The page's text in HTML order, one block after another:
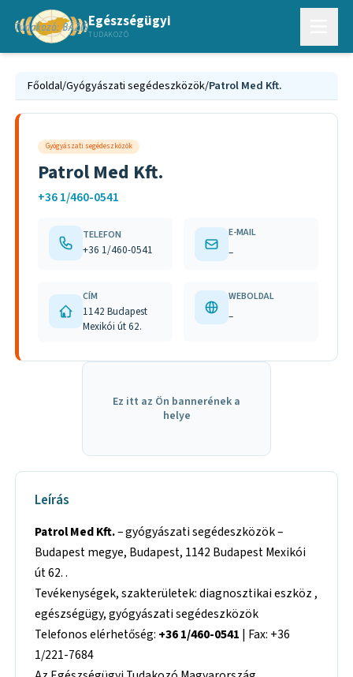
Egészségügyi
TUDAKOZÓ
Főoldal/Gyógyászati segédeszközök/Patrol Med Kft.
Gyógyászati segédeszközök
Patrol Med Kft.
+36 1/460-0541
TELEFON
+36 1/460-0541
E-MAIL
–
CÍM
1142 Budapest
Mexikói út 62.
WEBOLDAL
–
Ez itt az Ön bannerének a
helye
Leírás
Patrol Med Kft.– gyógyászati segédeszközök –
Budapest megye, Budapest, 1142 Budapest Mexikói
út 62. .
Tevékenységek, szakterületek: diagnosztikai eszköz ,
egészségügy, gyógyászati segédeszközök
Telefonos elérhetőség: +36 1/460-0541 | Fax: +36
1/221-7684